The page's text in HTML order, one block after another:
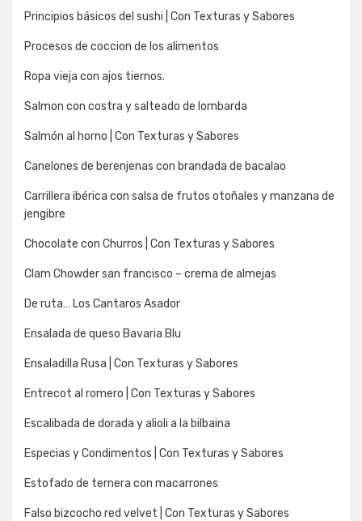
Principios básicos del sushi | Con Texturas y Sabores
Procesos de coccion de los alimentos
Ropa vieja con ajos tiernos.
Salmon con costra y salteado de lombarda
Salmón al horno | Con Texturas y Sabores
Canelones de berenjenas con brandada de bacalao
Carrillera ibérica con salsa de frutos otoñales y manzana de
jengibre
Chocolate con Churros | Con Texturas y Sabores
Clam Chowder san francisco – crema de almejas
De ruta… Los Cantaros Asador
Ensalada de queso Bavaria Blu
Ensaladilla Rusa | Con Texturas y Sabores
Entrecot al romero | Con Texturas y Sabores
Escalibada de dorada y alioli a la bilbaina
Especias y Condimentos | Con Texturas y Sabores
Estofado de ternera con macarrones
Falso bizcocho red velvet | Con Texturas y Sabores